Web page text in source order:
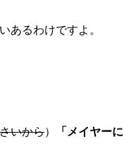
あるわけですよ。
いから）
「メイヤーに